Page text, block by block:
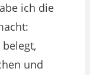
ich die
und